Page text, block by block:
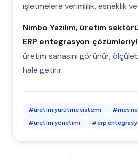
işletmelere verimlilik, esneklik ve
Nimbo Yazılım, üretim
ERP entegrasyon
üretim sahasını görünür,
hale getirir.
#üretim yürütme sistemi #mes
#üretim yönetimi #erp